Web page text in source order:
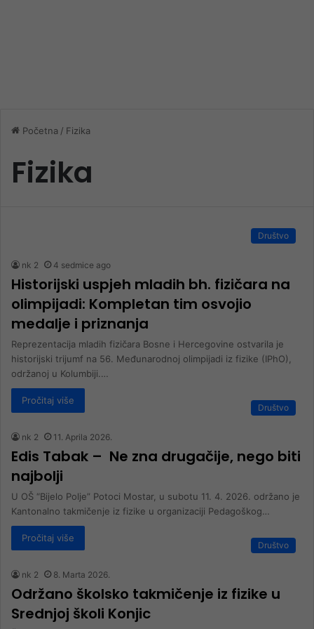
Početna / Fizika
Fizika
Društvo
nk 2 4 sedmice ago
Historijski uspjeh mladih bh. fizičara na
olimpijadi: Kompletan tim osvojio
medalje i priznanja
Reprezentacija mladih fizičara Bosne i Hercegovine ostvarila je
historijski trijumf na 56. Međunarodnoj olimpijadi iz fizike (IPhO),
održanoj u Kolumbiji.…
Pročitaj više
Društvo
nk 2 11. Aprila 2026.
Edis Tabak – Ne zna drugačije, nego biti
najbolji
U OŠ “Bijelo Polje” Potoci Mostar, u subotu 11. 4. 2026. održano je
Kantonalno takmičenje iz fizike u organizaciji Pedagoškog…
Pročitaj više
Društvo
nk 2 8. Marta 2026.
Održano školsko takmičenje iz fizike u
Srednjoj školi Konjic